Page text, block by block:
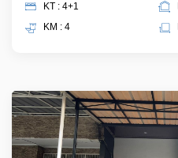
KT : 4+1
KM : 4